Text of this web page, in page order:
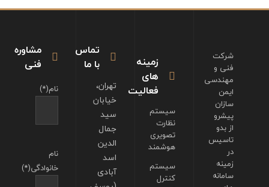
مشاوره
فنی
نام(*)
نام
خانوادگی(*)
تماس
با ما
تهران،
خیابان
سید
جمال
الدین
اسد
آبادی
زمینه
های
فعالیت
سیستم
نظارت
تصویری
هوشمند
سیستم
کنترل
شرکت
فنی و
مهندسی
ایمن
سازان
پیشرو
از بدو
تاسیس
در
زمینه
سامانه